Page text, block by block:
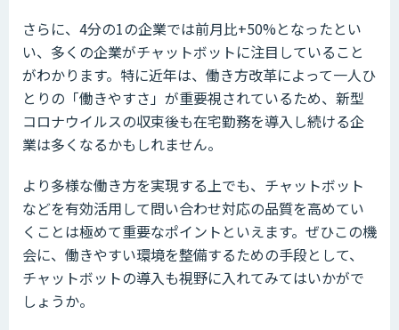
さらに、4分の1の企業では前月比+50%となったとい
い、多くの企業がチャットボットに注目していること
がわかります。特に近年は、働き方改革によって一人ひ
とりの「働きやすさ」が重要視されているため、新型
コロナウイルスの収束後も在宅勤務を導入し続ける企
業は多くなるかもしれません。
より多様な働き方を実現する上でも、チャットボット
などを有効活用して問い合わせ対応の品質を高めてい
くことは極めて重要なポイントといえます。ぜひこの機
会に、働きやすい環境を整備するための手段として、
チャットボットの導入も視野に入れてみてはいかがで
しょうか。